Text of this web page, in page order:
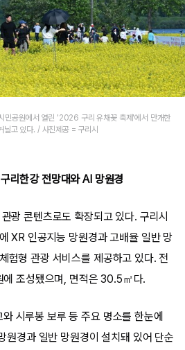
민공원에서 열린 '2026 구리 유채꽃 축제'에서 만개한
닐고 있다. / 사진제공 = 구리시
리한강 전망대와 AI 망원경
광 콘텐츠로도 확장되고 있다. 구리시
XR 인공지능 망원경과 고배율 일반 망
험형 관광 서비스를 제공하고 있다. 전
조성됐으며, 면적은 30.5㎡다.
시루봉 보루 등 주요 명소를 한눈에
원경과 일반 망원경이 설치돼 있어 단순